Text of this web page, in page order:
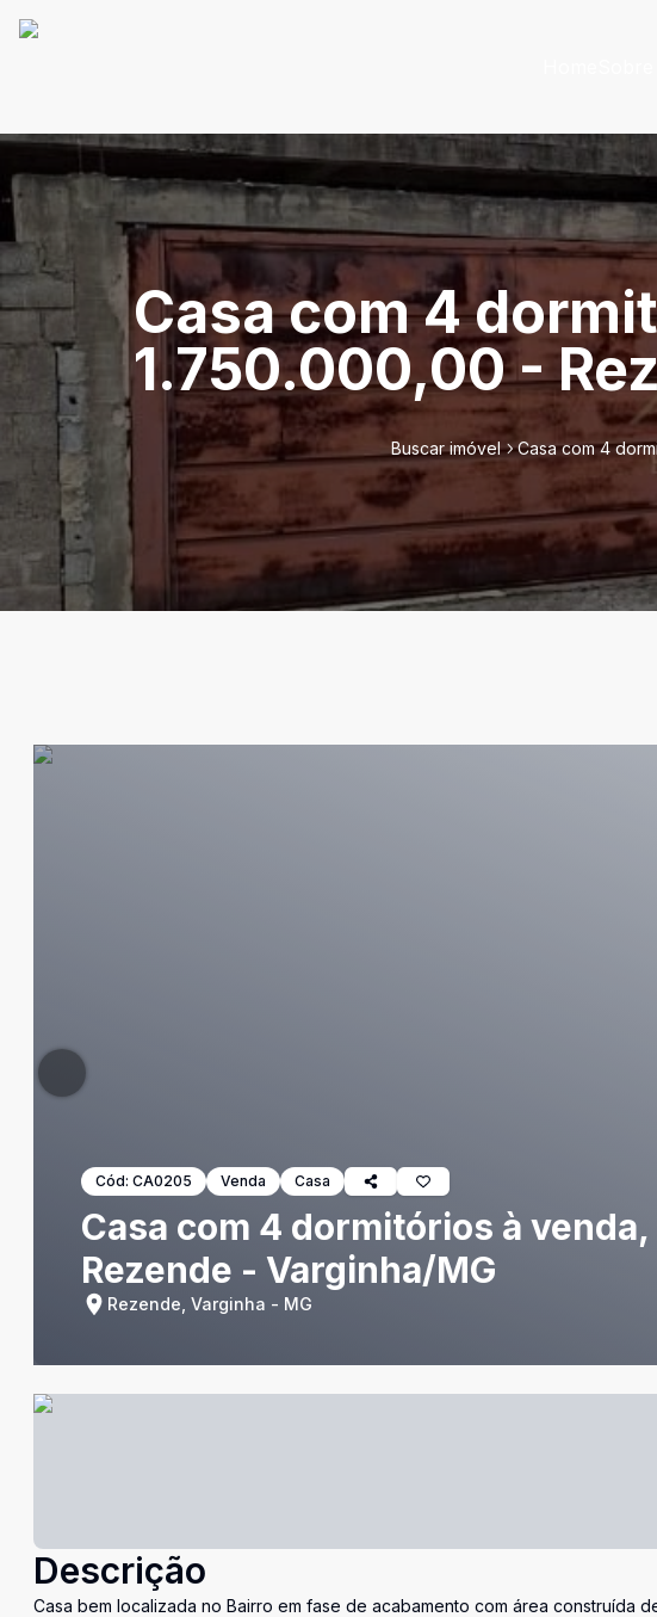
Casa com 4
1.750.000,00 -
Buscar imóvel Casa com 4
Cód: CA0205 Venda Casa
Casa com 4 dormitórios à
Rezende - Varginha/MG
Rezende, Varginha - MG
Descrição
Casa bem localizada no Bairro em fase de acabamento com área construída